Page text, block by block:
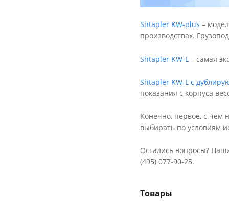
Shtapler KW-plus –
производствах.
Shtapler KW-L – самая
Shtapler KW-L с
показания с корпуса
Конечно, первое, с чем
выбирать по условиям
Остались вопросы?
(495) 077-90-25.
Товары